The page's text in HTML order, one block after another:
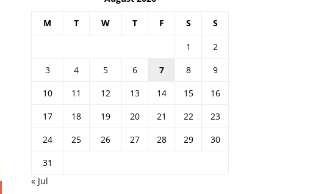
M T W T F S S
1
2
3
4 5 6 7 8
9
10
11 12 13 14 15
16
17
18 19 20 21 22
23
24
25 26 27 28 29
30
31
« Jul